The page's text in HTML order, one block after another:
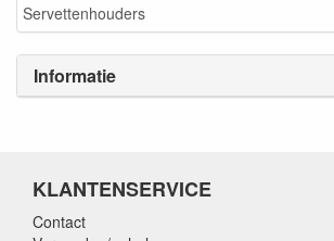
Servettenhouders
Informatie
KLANTENSERVICE
Contact